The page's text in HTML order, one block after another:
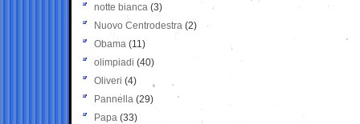
notte bianca (3)
Nuovo Centrodestra (2)
Obama (11)
olimpiadi (40)
Oliveri (4)
Pannella (29)
Papa (33)